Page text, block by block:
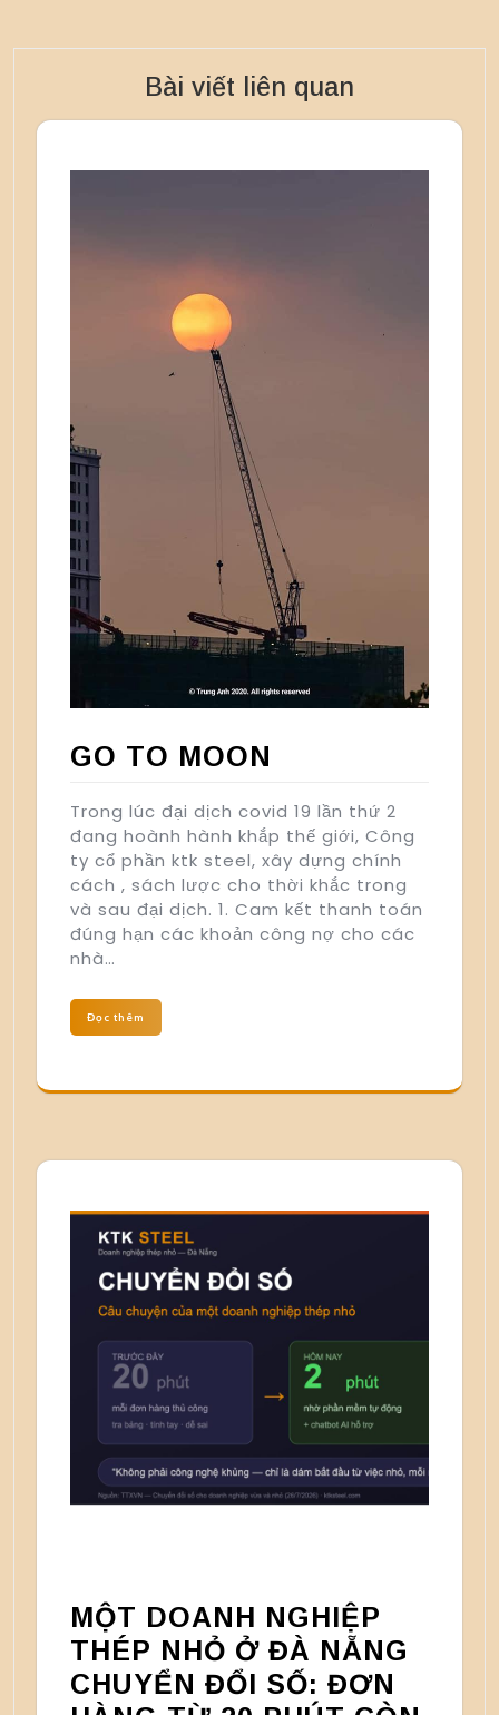
Bài viết liên quan
GO TO MOON
Trong lúc đại dịch covid 19 lần thứ 2
đang hoành hành khắp thế giới, Công
ty cổ phần ktk steel, xây dựng chính
cách , sách lược cho thời khắc trong
và sau đại dịch. 1. Cam kết thanh toán
đúng hạn các khoản công nợ cho các
nhà…
Đọc thêm
MỘT DOANH NGHIỆP
THÉP NHỎ Ở ĐÀ NẴNG
CHUYỂN ĐỔI SỐ: ĐƠN